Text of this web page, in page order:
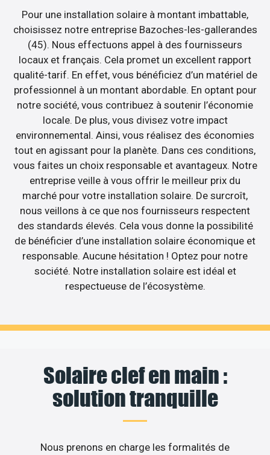
Pour une installation solaire à montant imbattable,
choisissez notre entreprise Bazoches-les-gallerandes
(45). Nous effectuons appel à des fournisseurs
locaux et français. Cela promet un excellent rapport
qualité-tarif. En effet, vous bénéficiez d’un matériel de
professionnel à un montant abordable. En optant pour
notre société, vous contribuez à soutenir l’économie
locale. De plus, vous divisez votre impact
environnemental. Ainsi, vous réalisez des économies
tout en agissant pour la planète. Dans ces conditions,
vous faites un choix responsable et avantageux. Notre
entreprise veille à vous offrir le meilleur prix du
marché pour votre installation solaire. De surcroît,
nous veillons à ce que nos fournisseurs respectent
des standards élevés. Cela vous donne la possibilité
de bénéficier d’une installation solaire économique et
responsable. Aucune hésitation ! Optez pour notre
société. Notre installation solaire est idéal et
respectueuse de l’écosystème.
Solaire clef en main :
solution tranquille
Nous prenons en charge les formalités de